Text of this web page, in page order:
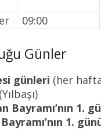
09:00
Günler
günleri (her
(Yılbaşı)
Bayramı’nın 1.
1.